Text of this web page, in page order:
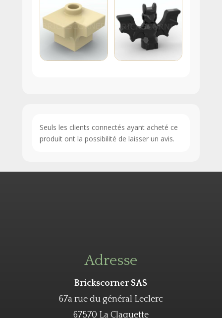
Seuls les clients connectés ayant acheté ce
produit ont la possibilité de laisser un avis.
Adresse
Brickscorner SAS
67a rue du général Leclerc
67570 La Claquette